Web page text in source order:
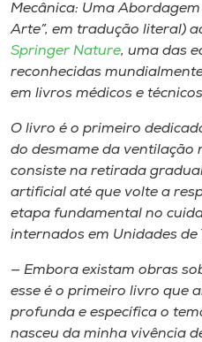
Rádio
Museu
Store
Selecione
o idioma
A+
A-
Mecânica: Uma
Arte”, em tradução literal)
Springer Nature, uma das
reconhecidas
em livros médicos e
O livro é o primeiro
do desmame da ventilação
consiste na retirada
artificial até que volte a
etapa fundamental no
internados em Unidades de
— Embora existam obras
esse é o primeiro livro que
profunda e específica o
nasceu da minha vivência